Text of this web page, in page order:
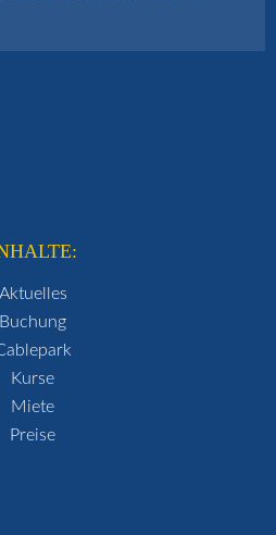
Aktuelles
Buchung
Kurse
Miete
Preise